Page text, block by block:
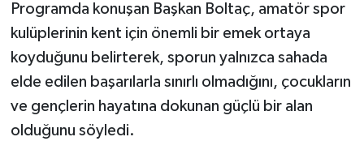
Programda konuşan Başkan Boltaç, amatör spor
kulüplerinin kent için önemli bir emek ortaya
koyduğunu belirterek, sporun yalnızca sahada
elde edilen başarılarla sınırlı olmadığını, çocukların
ve gençlerin hayatına dokunan güçlü bir alan
olduğunu söyledi.